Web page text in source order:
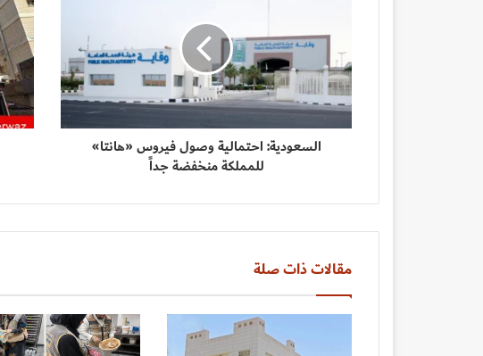
السعودية: احتمالية وصول فيروس «هانتا»
للمملكة منخفضة جداً
مقالات ذات صلة